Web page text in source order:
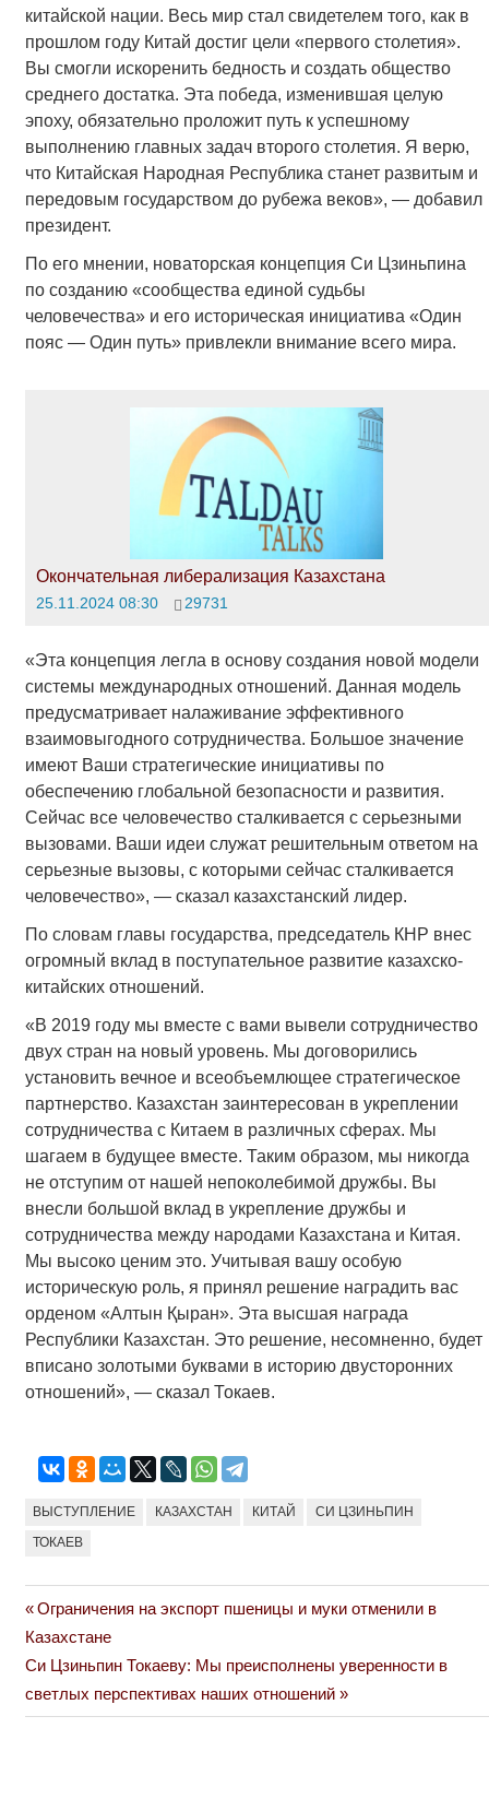
китайской нации. Весь мир стал свидетелем того, как в
прошлом году Китай достиг цели «первого столетия».
Вы смогли искоренить бедность и создать общество
среднего достатка. Эта победа, изменившая целую
эпоху, обязательно проложит путь к успешному
выполнению главных задач второго столетия. Я верю,
что Китайская Народная Республика станет развитым и
передовым государством до рубежа веков», — добавил
президент.
По его мнении, новаторская концепция Си Цзиньпина
по созданию «сообщества единой судьбы
человечества» и его историческая инициатива «Один
пояс — Один путь» привлекли внимание всего мира.
Окончательная либерализация Казахстана
25.11.2024 08:30 29731
«Эта концепция легла в основу создания новой модели
системы международных отношений. Данная модель
предусматривает налаживание эффективного
взаимовыгодного сотрудничества. Большое значение
имеют Ваши стратегические инициативы по
обеспечению глобальной безопасности и развития.
Сейчас все человечество сталкивается с серьезными
вызовами. Ваши идеи служат решительным ответом на
серьезные вызовы, с которыми сейчас сталкивается
человечество», — сказал казахстанский лидер.
По словам главы государства, председатель КНР внес
огромный вклад в поступательное развитие казахско-
китайских отношений.
«В 2019 году мы вместе с вами вывели сотрудничество
двух стран на новый уровень. Мы договорились
установить вечное и всеобъемлющее стратегическое
партнерство. Казахстан заинтересован в укреплении
сотрудничества с Китаем в различных сферах. Мы
шагаем в будущее вместе. Таким образом, мы никогда
не отступим от нашей непоколебимой дружбы. Вы
внесли большой вклад в укрепление дружбы и
сотрудничества между народами Казахстана и Китая.
Мы высоко ценим это. Учитывая вашу особую
историческую роль, я принял решение наградить вас
орденом «Алтын Қыран». Эта высшая награда
Республики Казахстан. Это решение, несомненно, будет
вписано золотыми буквами в историю двусторонних
отношений», — сказал Токаев.
ВЫСТУПЛЕНИЕ КАЗАХСТАН КИТАЙ СИ ЦЗИНЬПИН
ТОКАЕВ
Навигация
по
записям
Previous
Post:
Ограничения на экспорт пшеницы и муки отменили в
Казахстане
Next
Post:
Си Цзиньпин Токаеву: Мы преисполнены уверенности в
светлых перспективах наших отношений